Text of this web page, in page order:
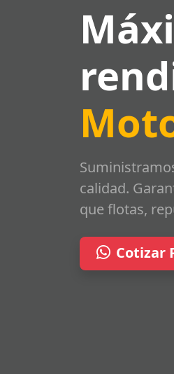
calidad.
que flotas,
Cotizar